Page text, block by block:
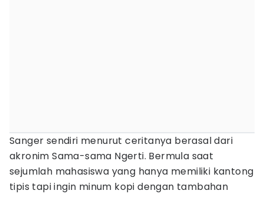
Sanger sendiri menurut ceritanya berasal dari
akronim Sama-sama Ngerti. Bermula saat
sejumlah mahasiswa yang hanya memiliki kantong
tipis tapi ingin minum kopi dengan tambahan